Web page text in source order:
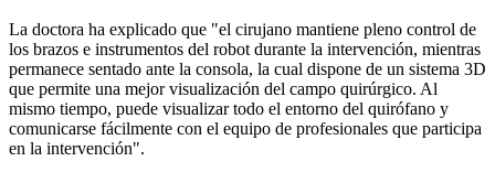
La doctora ha explicado que "el cirujano mantiene pleno control de
los brazos e instrumentos del robot durante la intervención, mientras
permanece sentado ante la consola, la cual dispone de un sistema 3D
que permite una mejor visualización del campo quirúrgico. Al
mismo tiempo, puede visualizar todo el entorno del quirófano y
comunicarse fácilmente con el equipo de profesionales que participa
en la intervención".